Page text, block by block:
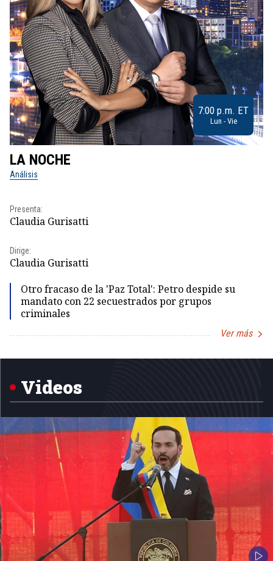
7:00 p.m. ET
Lun - Vie
LA NOCHE
Análisis
Presenta:
Claudia Gurisatti
Dirige:
Claudia Gurisatti
Otro fracaso de la 'Paz Total': Petro despide su
mandato con 22 secuestrados por grupos
criminales
Ver más
1
Videos